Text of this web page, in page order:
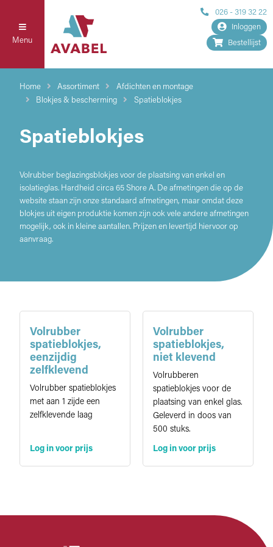
Menu
026 - 319 32 22
Inloggen
Bestellijst
Home Assortiment
Afdichten en montage
Blokjes & bescherming
Spatieblokjes
Spatieblokjes
Volrubber beglazingsblokjes voor de plaatsing van enkel en
isolatieglas. Hardheid circa 65 Shore A. De afmetingen die op de
website staan zijn onze standaard afmetingen, maar omdat deze
blokjes uit eigen produktie komen zijn ook vele andere afmetingen
mogelijk, ook in kleine aantallen. Prijzen en levertijd hiervoor op
aanvraag.
Volrubber
spatieblokjes,
eenzijdig
zelfklevend
Volrubber spatieblokjes
met aan 1 zijde een
zelfklevende laag
Log in voor prijs
Volrubber
spatieblokjes,
niet klevend
Volrubberen
spatieblokjes voor de
plaatsing van enkel glas.
Geleverd in doos van
500 stuks.
Log in voor prijs